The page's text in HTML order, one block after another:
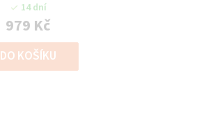
14 dní
979 Kč
DO KOŠÍKU